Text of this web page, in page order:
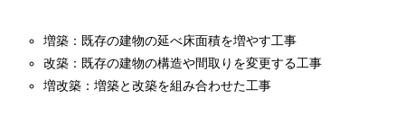
増築：既存の建物の延べ床面積を増やす工事
改築：既存の建物の構造や間取りを変更する工事
増改築：増築と改築を組み合わせた工事